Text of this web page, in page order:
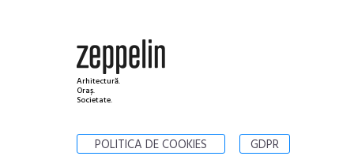
Arhitectură.
Oraș.
Societate.
POLITICA DE COOKIES GDPR